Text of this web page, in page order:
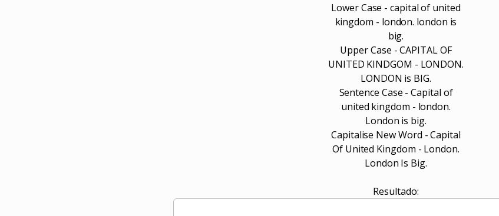
Lower Case - capital of united
kingdom - london. london is
big.
Upper Case - CAPITAL OF
UNITED KINDGOM - LONDON.
LONDON is BIG.
Sentence Case - Capital of
united kingdom - london.
London is big.
Capitalise New Word - Capital
Of United Kingdom - London.
London Is Big.
Resultado: